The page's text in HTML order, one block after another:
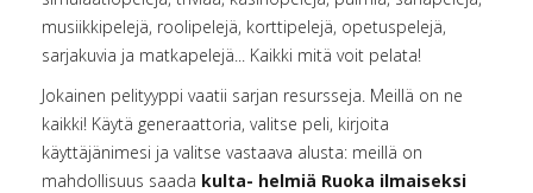
musiikkipelejä, roolipelejä, korttipelejä, opetuspelejä,
sarjakuvia ja matkapelejä... Kaikki mitä voit pelata!
Jokainen pelityyppi vaatii sarjan resursseja. Meillä on ne
kaikki! Käytä generaattoria, valitse peli, kirjoita
käyttäjänimesi ja valitse vastaava alusta: meillä on
mahdollisuus saada kulta- helmiä Ruoka ilmaiseksi